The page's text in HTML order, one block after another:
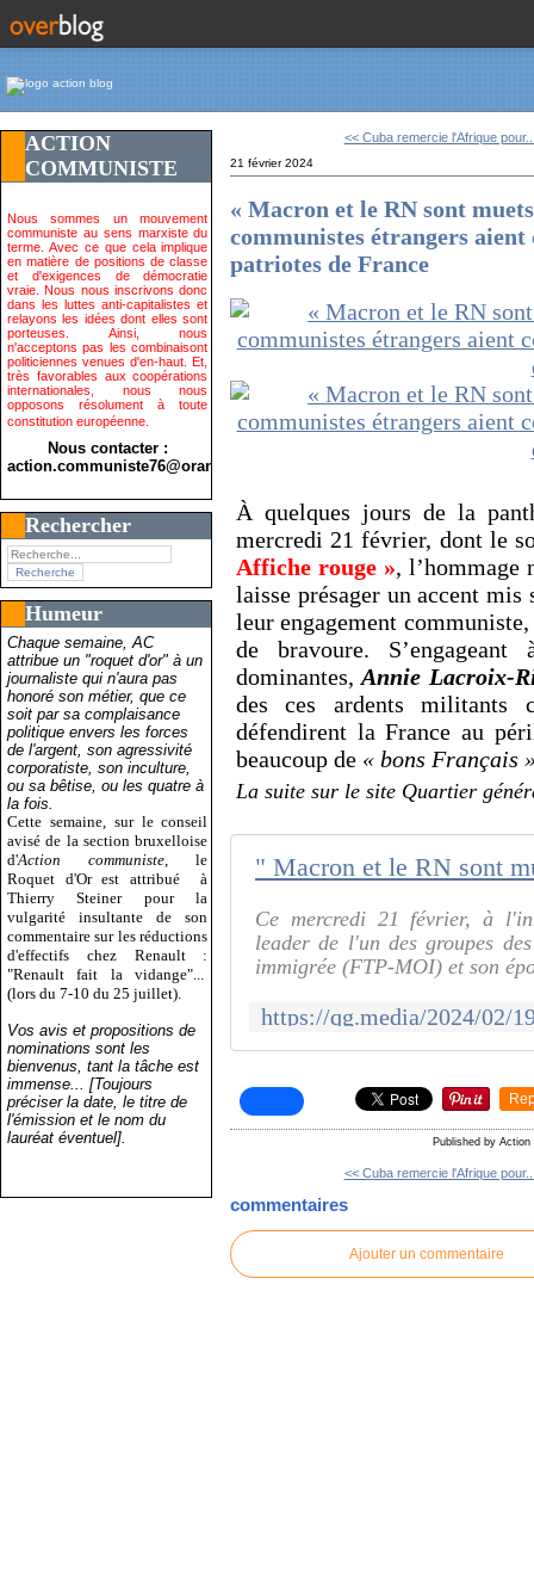
ACTION
COMMUNISTE
Nous sommes un mouvement
communiste au sens marxiste du
terme. Avec ce que cela implique
en matière de positions de classe
et d'exigences de démocratie
vraie. Nous nous inscrivons donc
dans les luttes anti-capitalistes et
relayons les idées dont elles sont
porteuses. Ainsi, nous
n'acceptons pas les combinaisont
politiciennes venues d'en-haut. Et,
très favorables aux coopérations
internationales, nous nous
opposons résolument à toute
constitution européenne.
Nous contacter :
action.communiste76@orange.fr>
Rechercher
Humeur
Chaque semaine, AC
attribue un "roquet d'or" à un
journaliste qui n'aura pas
honoré son métier, que ce
soit par sa complaisance
politique envers les forces
de l'argent, son agressivité
corporatiste, son inculture,
ou sa bêtise, ou les quatre à
la fois.
Cette semaine, sur le conseil
avisé de la section bruxelloise
d'Action communiste , le
Roquet d'Or est attribué
à
Thierry Steiner pour la
vulgarité insultante de son
commentaire sur les réductions
d'effectifs chez Renault :
"Renault fait la vidange"...
(lors du 7-10 du 25 juillet).
Vos avis et propositions de
nominations sont les
bienvenus, tant la tâche est
immense... [Toujours
préciser la date, le titre de
l'émission et le nom du
lauréat éventuel].
<< Cuba remercie l'Afrique
21 février 2024
« Macron et le RN sont
communistes étrangers
patriotes de France
À quelques jours de la
mercredi 21 février, dont le
Affiche rouge », l’hommage
laisse présager un accent
leur engagement
de bravoure. S’engageant
dominantes,Annie Lacroix-
des ces ardents militants
défendirent la France au
beaucoup de « bons Français
La suite sur le site Quartier
Ce mercredi 21 février, à
leader de l'un des groupes
immigrée (FTP-MOI) et son
Published by
<< Cuba remercie l'Afrique
commentaires
Ajouter un commentaire